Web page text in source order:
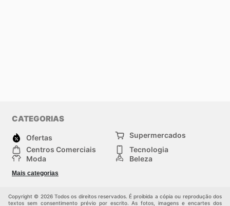
CATEGORIAS
Ofertas
Supermercados
Centros Comerciais
Tecnologia
Moda
Beleza
Construção e jardinagem
Mais categorias
Copyright © 2026 Todos os direitos reservados. É proibida a cópia ou reprodução dos
textos sem consentimento prévio por escrito. As fotos, imagens e encartes dos